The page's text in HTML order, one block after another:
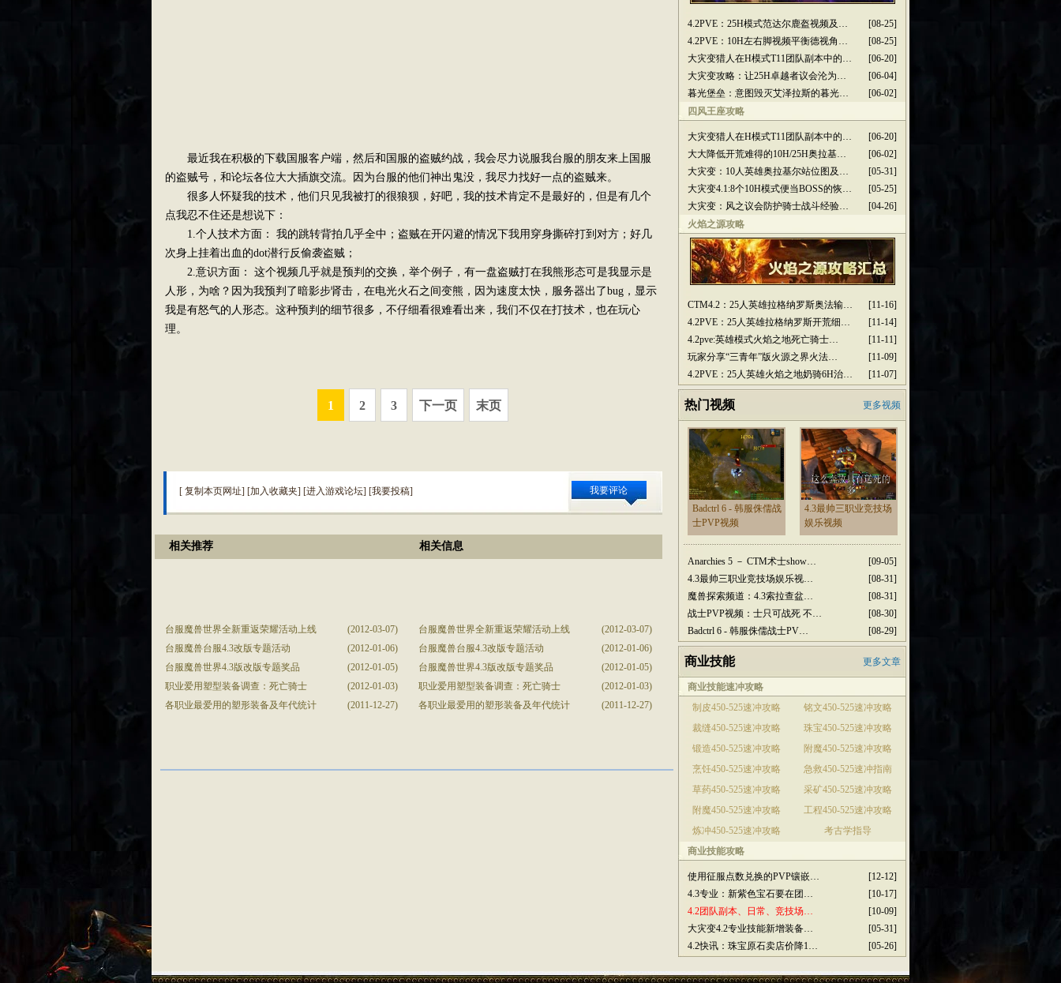
最近我在积极的下载国服客户端，然后和国服的盗贼约战，我会尽力说服我台服的朋友来上国服
的盗贼号，和论坛各位大大插旗交流。因为台服的他们神出鬼没，我尽力找好一点的盗贼来。
很多人怀疑我的技术，他们只见我被打的很狼狈，好吧，我的技术肯定不是最好的，但是有几个
点我忍不住还是想说下：
1.个人技术方面： 我的跳转背拍几乎全中；盗贼在开闪避的情况下我用穿身撕碎打到对方；好几
次身上挂着出血的dot潜行反偷袭盗贼；
2.意识方面： 这个视频几乎就是预判的交换，举个例子，有一盘盗贼打在我熊形态可是我显示是
人形，为啥？因为我预判了暗影步肾击，在电光火石之间变熊，因为速度太快，服务器出了bug，显示
我是有怒气的人形态。这种预判的细节很多，不仔细看很难看出来，我们不仅在打技术，也在玩心
理。
1 2 3 下一页 末页
[复制本页网址] [加入收藏夹] [进入游戏论坛] [我要投稿] 我要评论
相关推荐 相关信息
台服魔兽世界全新重返荣耀活动上线
(2012-03-07)
台服魔兽台服4.3改版专题活动
(2012-01-06)
台服魔兽世界4.3版改版专题奖品
(2012-01-05)
职业爱用塑型装备调查：死亡骑士
(2012-01-03)
各职业最爱用的塑形装备及年代统计
(2011-12-27)
台服魔兽世界全新重返荣耀活动上线
(2012-03-07)
台服魔兽台服4.3改版专题活动
(2012-01-06)
台服魔兽世界4.3版改版专题奖品
(2012-01-05)
职业爱用塑型装备调查：死亡骑士
(2012-01-03)
各职业最爱用的塑形装备及年代统计
(2011-12-27)
[08-25]
4.2PVE：25H模式范达尔鹿盔视频及…
[08-25]
4.2PVE：10H左右脚视频平衡德视角…
[06-20]
大灾变猎人在H模式T11团队副本中的…
[06-04]
大灾变攻略：让25H卓越者议会沦为…
[06-02]
暮光堡垒：意图毁灭艾泽拉斯的暮光…
四风王座攻略
[06-20]
大灾变猎人在H模式T11团队副本中的…
[06-02]
大大降低开荒难得的10H/25H奥拉基…
[05-31]
大灾变：10人英雄奥拉基尔站位图及…
[05-25]
大灾变4.1:8个10H模式便当BOSS的恢…
[04-26]
大灾变：风之议会防护骑士战斗经验…
火焰之源攻略
[11-16]
CTM4.2：25人英雄拉格纳罗斯奥法输…
[11-14]
4.2PVE：25人英雄拉格纳罗斯开荒细…
[11-11]
4.2pve:英雄模式火焰之地死亡骑士…
[11-09]
玩家分享“三青年”版火源之界火法…
[11-07]
4.2PVE：25人英雄火焰之地奶骑6H治…
热门视频 更多视频
Badctrl 6 - 韩服侏儒战
士PVP视频
4.3最帅三职业竞技场
娱乐视频
[09-05]
Anarchies 5 － CTM术士show…
[08-31]
4.3最帅三职业竞技场娱乐视…
[08-31]
魔兽探索频道：4.3索拉查盆…
[08-30]
战士PVP视频：士只可战死 不…
[08-29]
Badctrl 6 - 韩服侏儒战士PV…
商业技能 更多文章
商业技能速冲攻略
制皮450-525速冲攻略
铭文450-525速冲攻略
裁缝450-525速冲攻略
珠宝450-525速冲攻略
锻造450-525速冲攻略
附魔450-525速冲攻略
烹饪450-525速冲攻略
急救450-525速冲指南
草药450-525速冲攻略
采矿450-525速冲攻略
附魔450-525速冲攻略
工程450-525速冲攻略
炼冲450-525速冲攻略
考古学指导
商业技能攻略
[12-12]
使用征服点数兑换的PVP镶嵌…
[10-17]
4.3专业：新紫色宝石要在团…
[10-09]
4.2团队副本、日常、竞技场…
[05-31]
大灾变4.2专业技能新增装备…
[05-26]
4.2快讯：珠宝原石卖店价降1…